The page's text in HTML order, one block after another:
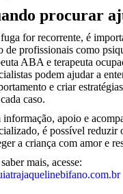
procurar
fuga for recorrente, é
de profissionais como
ABA e terapeuta
podem ajudar a
e criar
caso.
informação, apoio e
é possível reduzir
a criança com amor e
mais, acesse: